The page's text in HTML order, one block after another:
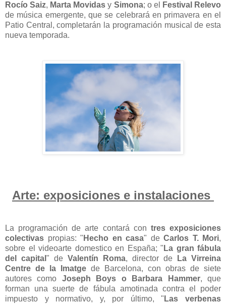
Rocío Saiz, Marta Movidas y Simona; o el
Festival Relevo
de música emergente, que se celebrará en primavera en el
Patio Central, completarán la programación musical de esta
nueva temporada.
Arte: exposiciones e instalaciones
La programación de arte contará con tres exposiciones
colectivas propias: " Hecho en casa" de Carlos T. Mori,
sobre el videoarte domestico en España; " La gran fábula
del capital " de Valentín Roma, director de
La Virreina
Centre de la Imatge de Barcelona, con obras de siete
autores como Joseph Boys o Barbara Hammer, que
forman una suerte de fábula amotinada contra el poder
impuesto y normativo, y, por último, " Las verbenas